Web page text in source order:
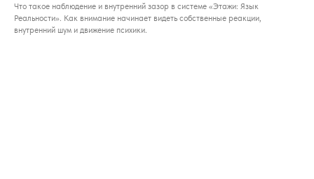
Что такое наблюдение и внутренний зазор в системе «Этажи: Язык
Реальности». Как внимание начинает видеть собственные реакции,
внутренний шум и движение психики.